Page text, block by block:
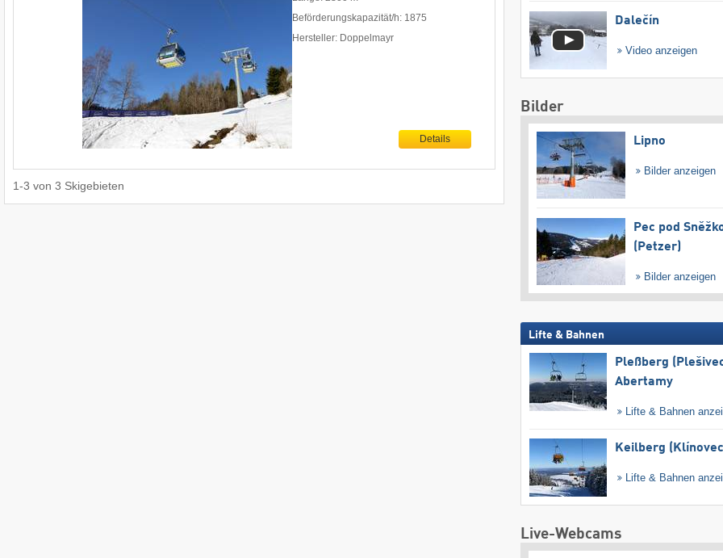
Beförderungskapazität/h: 1875
Hersteller: Doppelmayr
Details
1-3 von 3 Skigebieten
Dalečín
Video anzeigen
Bilder
Lipno
Bilder anzeigen
Pec pod
(Petzer)
Bilder anzeigen
Lifte & Bahnen
Pleßberg
Abertamy
Lifte & Bahnen
Keilberg
Lifte & Bahnen
Live-Webcams